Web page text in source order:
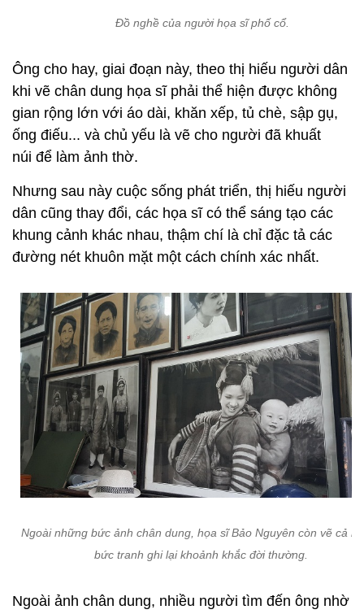
Đồ nghề của người họa sĩ phố cổ.
Ông cho hay, giai đoạn này, theo thị hiếu người dân
khi vẽ chân dung họa sĩ phải thể hiện được không
gian rộng lớn với áo dài, khăn xếp, tủ chè, sập gụ,
ống điếu... và chủ yếu là vẽ cho người đã khuất
núi để làm ảnh thờ.
Nhưng sau này cuộc sống phát triển, thị hiếu người
dân cũng thay đổi, các họa sĩ có thể sáng tạo các
khung cảnh khác nhau, thậm chí là chỉ đặc tả các
đường nét khuôn mặt một cách chính xác nhất.
Ngoài những bức ảnh chân dung, họa sĩ Bảo Nguyên còn vẽ cả
bức tranh ghi lại khoảnh khắc đời thường.
Ngoài ảnh chân dung, nhiều người tìm đến ông nhờ